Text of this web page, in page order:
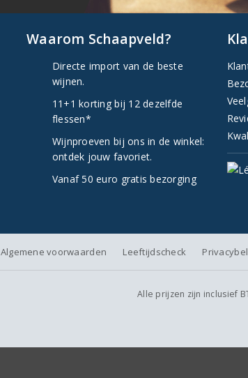
Waarom Schaapveld?
Directe import van de beste
wijnen.
11+1 korting bij 12 dezelfde
flessen*
Wijnproeven bij ons in de winkel:
ontdek jouw favoriet.
Vanaf 50 euro gratis bezorging
Algemene voorwaarden Leeftijdscheck
Alle prijzen zijn inclusief